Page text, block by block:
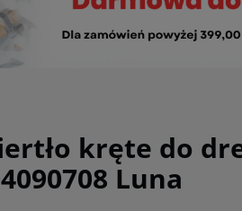
kręte do
Luna